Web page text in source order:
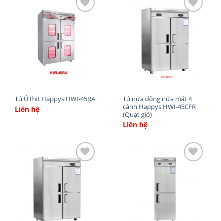
wishlist
Tủ Ủ thịt Happys HWI-45RA
Liên hệ
Add
wishlist
Tủ nửa đông nửa mát 4
cánh Happys HWI-45CFR
(Quạt gió)
Liên hệ
Add
wishlist